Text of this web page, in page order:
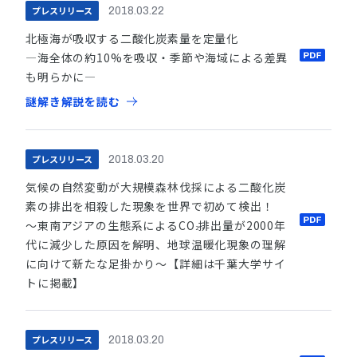
プレスリリース 2018.03.22
北極海が吸収する二酸化炭素量を定量化
―海全体の約10%を吸収・季節や海域による差異
も明らかに―
謎解き解説を読む
プレスリリース 2018.03.20
気候の自然変動が大規模森林伐採による二酸化炭
素の排出を相殺した現象を世界で初めて検出！
～東南アジアの生態系によるCO 2排出量が2000年
代に減少した原因を解明、地球温暖化現象の理解
に向けて新たな足掛かり～【詳細は千葉大学サイ
トに掲載】
プレスリリース 2018.03.20